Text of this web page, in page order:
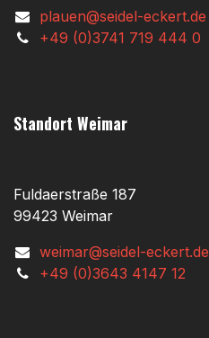
plauen@seidel-eckert.de
+49 (0)3741 719 444 0
Standort Weimar
Fuldaerstraße 187
99423 Weimar
weimar@seidel-eckert.de
+49 (0)3643 4147 12